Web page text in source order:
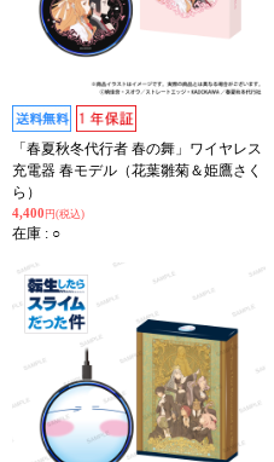
「春夏秋冬代行者 春の舞」ワイヤレス
充電器 春モデル（花葉雛菊＆姫鷹さく
ら）
4,400 円(税込)
在庫 : ○